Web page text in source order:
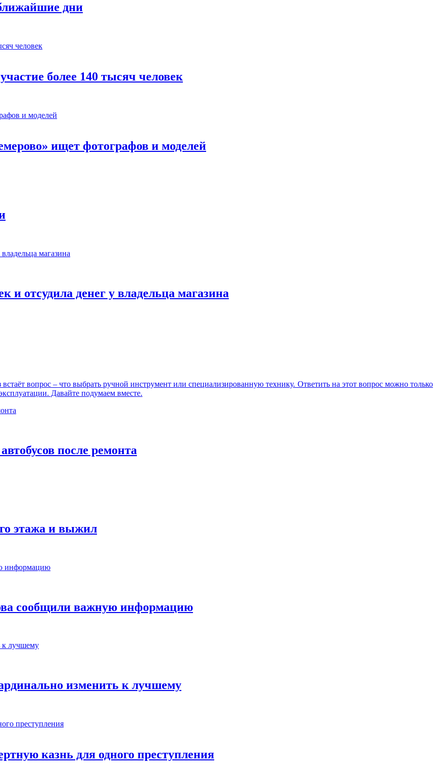
дни
более 140 тысяч человек
ищет фотографов и моделей
и отсудила денег у владельца магазина
вопрос – что выбрать ручной инструмент или специализированную технику. Ответить на этот вопрос можно только
Давайте подумаем вместе.
после ремонта
этажа и выжил
сообщили важную информацию
изменить к лучшему
казнь для одного преступления